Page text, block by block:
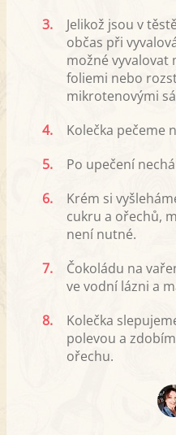
3.
Jelikož jsou v
občas při
možné vyvalovat
foliemi nebo
mikrotenovými
4.
Kolečka pečeme
5.
Po upečení
6.
Krém si
cukru a ořechů,
není nutné.
7.
Čokoládu na
ve vodní lázni a
8.
Kolečka
polevou a
ořechu.